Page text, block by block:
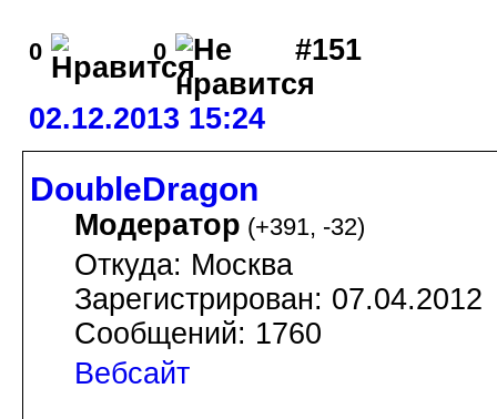
0 0 #151
02.12.2013 15:24
DoubleDragon
Модератор (+391, -32)
Откуда: Москва
Зарегистрирован: 07.04.2012
Сообщений: 1760
Вебсайт